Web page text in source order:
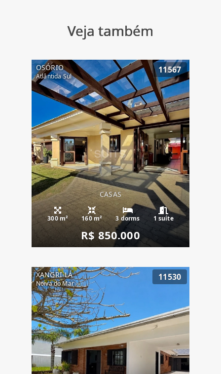
Veja também
OSÓRIO
Atlântida Sul
11567
CASAS
300 m² 160 m² 3 dorms 1 suíte
R$ 850.000
XANGRI-LÁ
Noiva do Mar
11530